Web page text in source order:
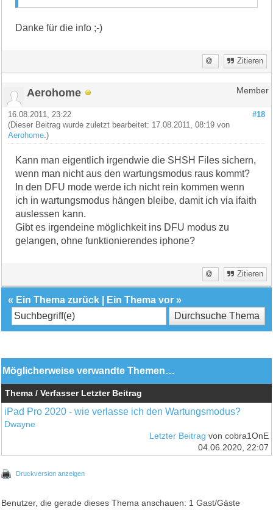
Danke für die info ;-)
Zitieren
Aerohome Member
#18
16.08.2011, 23:22
(Dieser Beitrag wurde zuletzt bearbeitet: 17.08.2011, 08:19 von
Aerohome .)
Kann man eigentlich irgendwie die SHSH Files sichern,
wenn man nicht aus den wartungsmodus raus kommt?
In den DFU mode werde ich nicht rein kommen wenn
ich in wartungsmodus hängen bleibe, damit ich via ifaith
auslessen kann.
Gibt es irgendeine möglichkeit ins DFU modus zu
gelangen, ohne funktionierendes iphone?
Zitieren
« Ein Thema zurück Ein Thema vor »
Möglicherweise verwandte Themen…
Thema / Verfasser Letzter Beitrag
iPad Pro 2020 - wie verlasse ich den Wartungsmodus?
Dwayne
Letzter Beitrag von cobra1OnE
04.06.2020, 22:07
Druckversion anzeigen
Benutzer, die gerade dieses Thema anschauen: 1 Gast/Gäste